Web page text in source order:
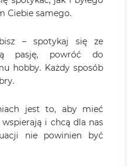
Ciebie samego.
– spotykaj się ze
pasję, powróć do
hobby. Każdy sposób
jest to, aby mieć
i chcą dla nas
nie powinien być